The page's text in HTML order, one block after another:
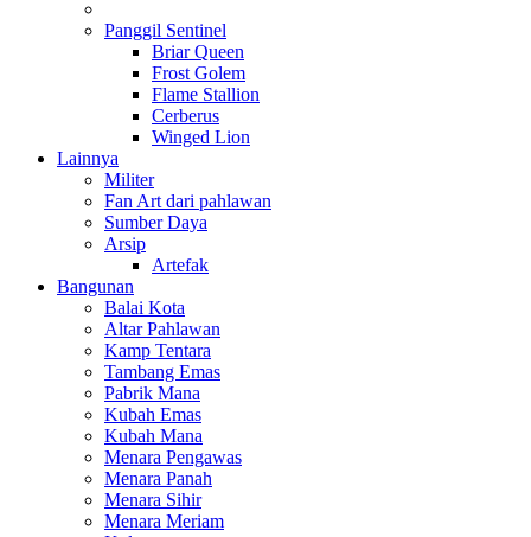
Panggil Sentinel
Briar Queen
Frost Golem
Flame Stallion
Cerberus
Winged Lion
Lainnya
Militer
Fan Art dari pahlawan
Sumber Daya
Arsip
Artefak
Bangunan
Balai Kota
Altar Pahlawan
Kamp Tentara
Tambang Emas
Pabrik Mana
Kubah Emas
Kubah Mana
Menara Pengawas
Menara Panah
Menara Sihir
Menara Meriam